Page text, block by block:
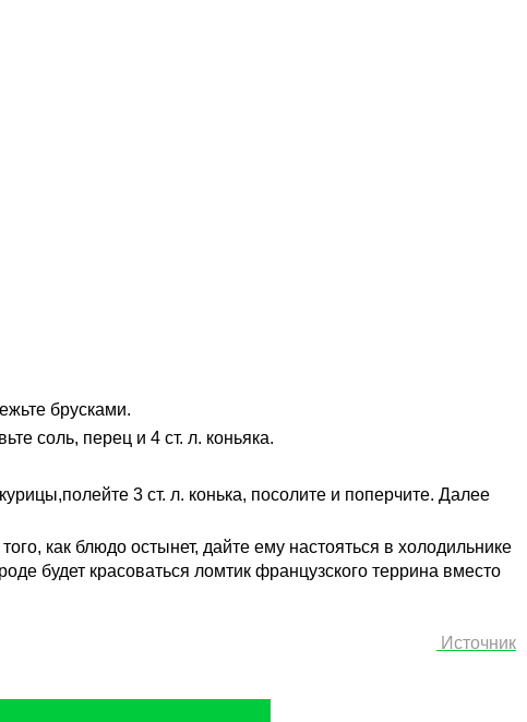
брусками.
соль, перец и 4 ст. л. коньяка.
3 ст. л. конька, посолите и поперчите. Далее
как блюдо остынет, дайте ему настояться в холодильнике
будет красоваться ломтик французского террина вместо
Источник